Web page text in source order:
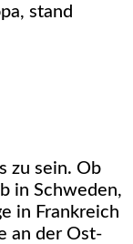
stand
zu sein. Ob
in Schweden,
in Frankreich
an der Ost-